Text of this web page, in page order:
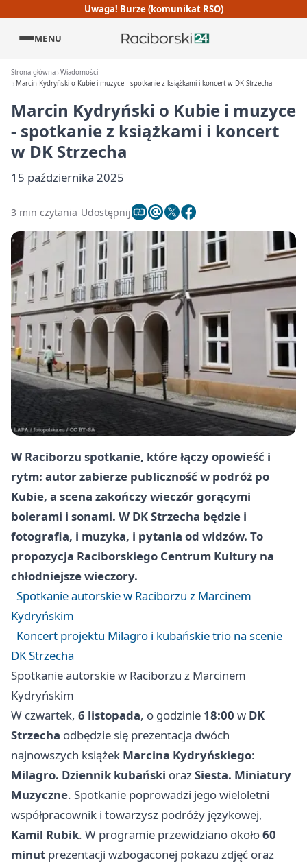
Uwaga! Burze (komunikat RSO)
MENU
Strona główna Wiadomości
Marcin Kydryński o Kubie i muzyce - spotkanie z książkami i koncert w DK Strzecha
Marcin Kydryński o Kubie i muzyce
- spotkanie z książkami i koncert
w DK Strzecha
15 października 2025
3 min czytania Udostępnij
W Raciborzu spotkanie, które łączy opowieść i
rytm: autor zabierze publiczność w podróż po
Kubie, a scena zakończy wieczór gorącymi
bolerami i sonami. W DK Strzecha będzie i
fotografia, i muzyka, i pytania od widzów. To
propozycja Raciborskiego Centrum Kultury na
chłodniejsze wieczory.
Spotkanie autorskie w Raciborzu z Marcinem
Kydryńskim
Koncert projektu Milagro i kubańskie trio na scenie
DK Strzecha
Spotkanie autorskie w Raciborzu z Marcinem
Kydryńskim
W czwartek, 6 listopada, o godzinie 18:00 w DK
Strzecha odbędzie się prezentacja dwóch
najnowszych książek Marcina Kydryńskiego:
Milagro. Dziennik kubański orazSiesta. Miniatury
Muzyczne. Spotkanie poprowadzi jego wieloletni
współpracownik i towarzysz podróży językowej,
Kamil Rubik. W programie przewidziano około60
minut prezentacji wzbogaconej pokazu zdjęć oraz